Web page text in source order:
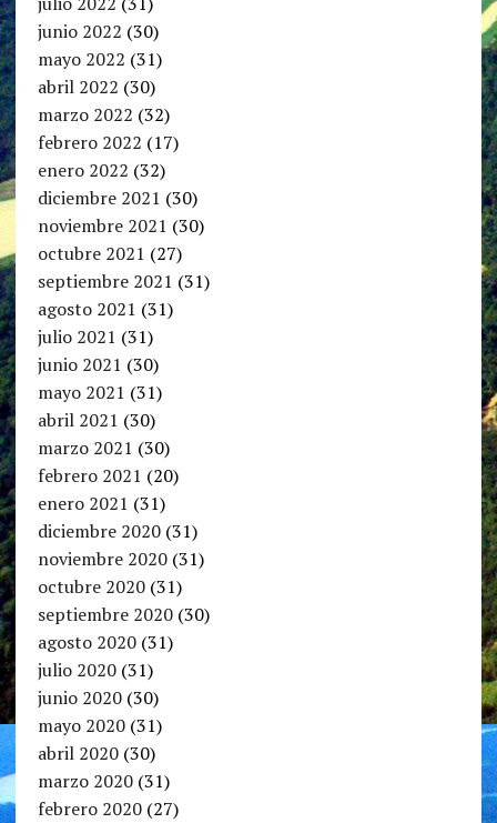
junio 2022 (30)
mayo 2022 (31)
abril 2022 (30)
marzo 2022 (32)
febrero 2022 (17)
enero 2022 (32)
diciembre 2021 (30)
noviembre 2021 (30)
octubre 2021 (27)
septiembre 2021 (31)
agosto 2021 (31)
julio 2021 (31)
junio 2021 (30)
mayo 2021 (31)
abril 2021 (30)
marzo 2021 (30)
febrero 2021 (20)
enero 2021 (31)
diciembre 2020(31)
noviembre 2020(31)
octubre 2020(31)
septiembre 2020(30)
agosto 2020(31)
julio 2020(31)
junio 2020(30)
mayo 2020(31)
abril 2020(30)
marzo 2020(31)
febrero 2020(27)